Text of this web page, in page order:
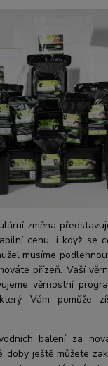
změna
cenu, i když se
musíme
přízeň. Vaší
věrnostní
Vám pomůže
balení za
ještě můžete